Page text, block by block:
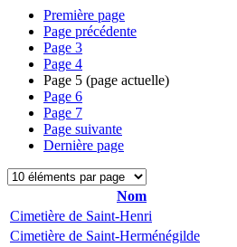
Première page
Page précédente
Page 3
Page 4
Page 5 (page actuelle)
Page 6
Page 7
Page suivante
Dernière page
Nom
Cimetière de Saint-Henri
Cimetière de Saint-Herménégilde